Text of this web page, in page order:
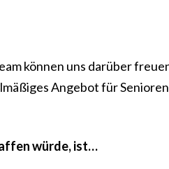
können uns darüber
Angebot für
würde, ist…